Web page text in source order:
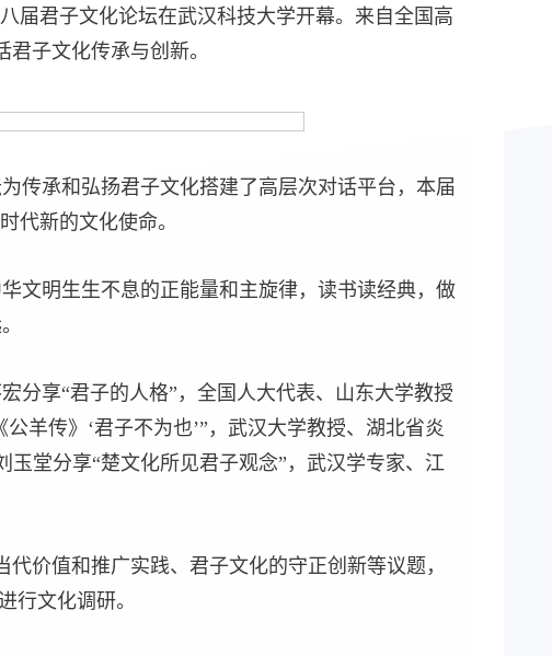
届君子文化论坛在武汉科技大学开幕。来自全国高
子文化传承与创新。
传承和弘扬君子文化搭建了高层次对话平台，本届
代新的文化使命。
文明生生不息的正能量和主旋律，读书读经典，做
分享“君子的人格”，全国人大代表、山东大学教授
羊传》‘君子不为也’”，武汉大学教授、湖北省炎
玉堂分享“楚文化所见君子观念”，武汉学专家、江
价值和推广实践、君子文化的守正创新等议题，
行文化调研。